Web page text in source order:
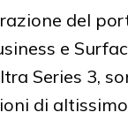
del
e
Series 3,
di